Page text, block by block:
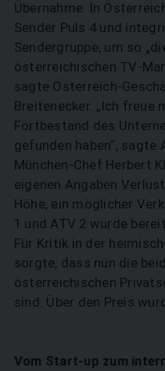
Übernahme. In
Sender Puls 4 und
Sendergruppe, um so
österreichischen TV-
sagte Österreich-
Breitenecker. „Ich freue
Fortbestand des
gefunden haben“, sagte
München-Chef Herbert
eigenen Angaben
Höhe, ein möglicher
1 und ATV 2 wurde
Für Kritik in der
sorgte, dass nun die
österreichischen
sind. Über den Preis
Vom Start-up zum